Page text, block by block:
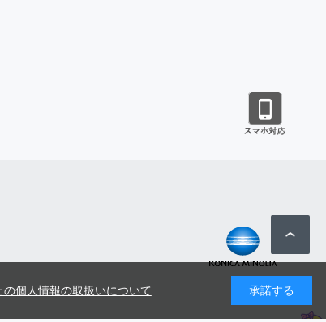
の個人情報の取扱いについて 承諾する